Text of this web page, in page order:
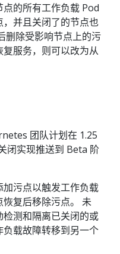
的所有工作负载 Pod
并且关闭了的节点也
删除受影响节点上的污
服务，则可以改为从
团队计划在 1.25
闭实现推送到 Beta 阶
污点以触发工作负载
复后移除污点。 未
测和隔离已关闭的或
载故障转移到另一个